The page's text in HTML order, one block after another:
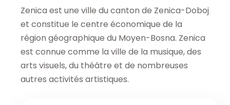
Zenica est une ville du canton de Zenica-Doboj
et constitue le centre économique de la
région géographique du Moyen-Bosna. Zenica
est connue comme la ville de la musique, des
arts visuels, du théâtre et de nombreuses
autres activités artistiques.